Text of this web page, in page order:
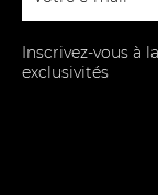
Inscrivez-vous à
exclusivités